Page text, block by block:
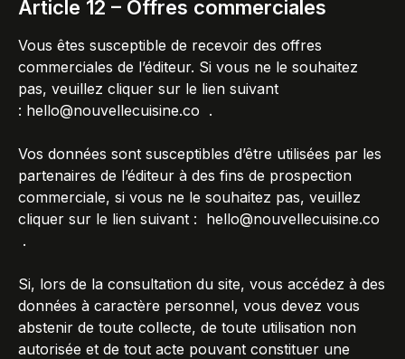
Article 12 – Offres commerciales
Vous êtes susceptible de recevoir des offres
commerciales de l’éditeur. Si vous ne le souhaitez
pas, veuillez cliquer sur le lien suivant
: hello@nouvellecuisine.co .
Vos données sont susceptibles d’être utilisées par les
partenaires de l’éditeur à des fins de prospection
commerciale, si vous ne le souhaitez pas, veuillez
cliquer sur le lien suivant : hello@nouvellecuisine.co
.
Si, lors de la consultation du site, vous accédez à des
données à caractère personnel, vous devez vous
abstenir de toute collecte, de toute utilisation non
autorisée et de tout acte pouvant constituer une